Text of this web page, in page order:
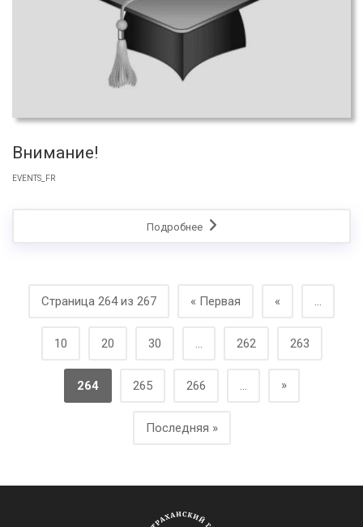
Внимание!
EVENTS_FR
Подробнее
Страница 264 из 267 « Первая « ...
10 20 30 ... 262 263
264 265 266 ... »
Последняя »